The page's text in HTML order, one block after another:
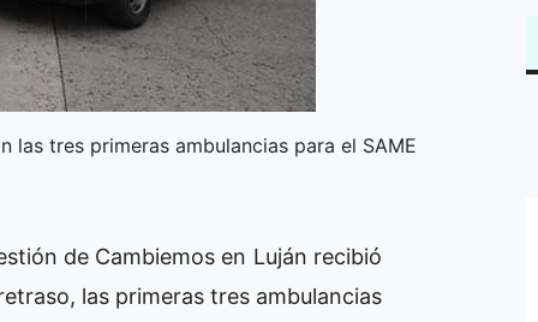
las tres primeras ambulancias para el SAME
de Cambiemos en Luján recibió
las primeras tres ambulancias